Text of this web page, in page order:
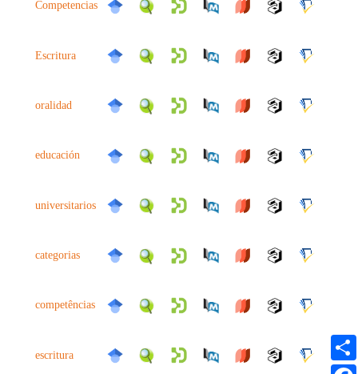
Competencias
Escritura
oralidad
educación
universitarios
categorias
competências
escritura